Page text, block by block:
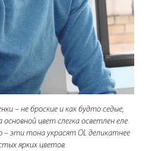
– не броские и как будто седые,
цвет слегка осветлен еле
эти тона украсят OL деликатнее
ярких цветов